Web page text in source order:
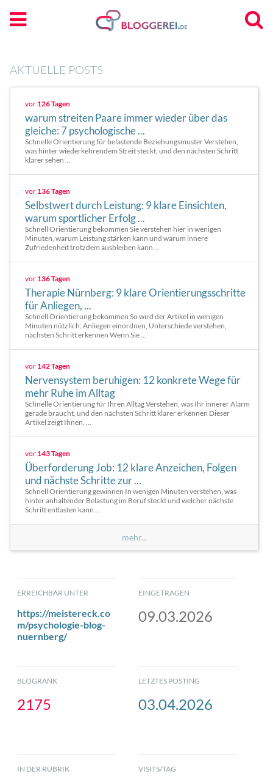
AKTUELLE POSTS
vor 126 Tagen
warum streiten Paare immer wieder über das
gleiche: 7 psychologische ...
Schnelle Orientierung für belastende Beziehungsmuster Verstehen,
was hinter wiederkehrendem Streit steckt, und den nächsten Schritt
klarer sehen ...
vor 136 Tagen
Selbstwert durch Leistung: 9 klare Einsichten,
warum sportlicher Erfolg ...
Schnell Orientierung bekommen Sie verstehen hier in wenigen
Minuten, warum Leistung stärken kann und warum innere
Zufriedenheit trotzdem ausbleiben kann ...
vor 136 Tagen
Therapie Nürnberg: 9 klare Orientierungsschritte
für Anliegen, ...
Schnell Orientierung bekommen So wird der Artikel in wenigen
Minuten nützlich: Anliegen einordnen, Unterschiede verstehen,
nächsten Schritt erkennen Wenn Sie ...
vor 142 Tagen
Nervensystem beruhigen: 12 konkrete Wege für
mehr Ruhe im Alltag
Schnelle Orientierung für Ihren Alltag Verstehen, was Ihr innerer Alarm
gerade braucht, und den nächsten Schritt klarer erkennen Dieser
Artikel zeigt Ihnen, ...
vor 143 Tagen
Überforderung Job: 12 klare Anzeichen, Folgen
und nächste Schritte zur ...
Schnell Orientierung gewinnen In wenigen Minuten verstehen, was
hinter anhaltender Belastung im Beruf steckt und welcher nächste
Schritt entlasten kann ...
mehr...
ERREICHBAR UNTER
https://meistereck.co
m/psychologie-blog-
nuernberg/
EINGETRAGEN
09.03.2026
BLOGRANK
2175
LETZTES POSTING
03.04.2026
IN DER RUBRIK VISITS/TAG